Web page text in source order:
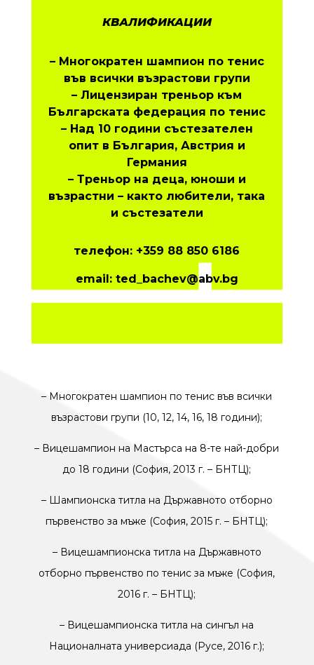
КВАЛИФИКАЦИИ
– Многократен шампион по тенис
във всички възрастови групи
– Лицензиран треньор към
Българската федерация по тенис
– Над 10 години състезателен
опит в България, Австрия и
Германия
– Треньор на деца, юноши и
възрастни – както любители, така
и състезатели
телефон: +359 88 850 6186
email: ted_bachev@abv.bg
– Многократен шампион по тенис във всички
възрастови групи (10, 12, 14, 16, 18 години);
– Вицешампион на Мастърса на 8-те най-добри
до 18 години (София, 2013 г. – БНТЦ);
–Шампионска титла на Държавното отборно
първенство за мъже (София, 2015 г. – БНТЦ);
–Вицешампионска титла на Държавното
отборно първенство по тенис за мъже (София,
2016 г. – БНТЦ);
– Вицешампионска титла на сингъл на
Националната универсиада (Русе, 2016 г.);